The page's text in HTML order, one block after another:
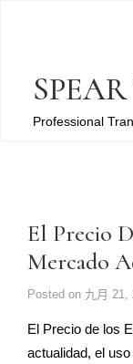
Professional
El Precio
Mercado
Posted on 九月 21,
El Precio de los
actualidad, el